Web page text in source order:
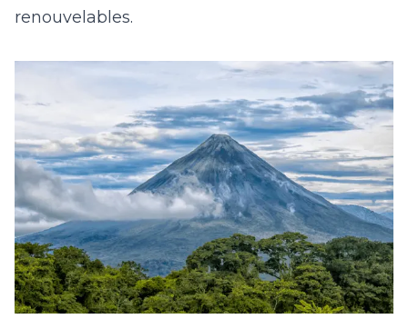
renouvelables.